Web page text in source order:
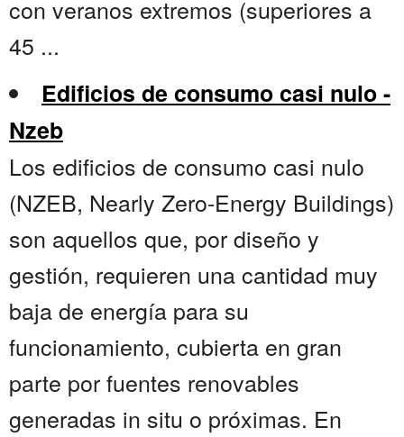
con veranos extremos (superiores a
45 ...
Edificios de consumo casi nulo -
Nzeb
Los edificios de consumo casi nulo
(NZEB, Nearly Zero-Energy Buildings)
son aquellos que, por diseño y
gestión, requieren una cantidad muy
baja de energía para su
funcionamiento, cubierta en gran
parte por fuentes renovables
generadas in situ o próximas. En